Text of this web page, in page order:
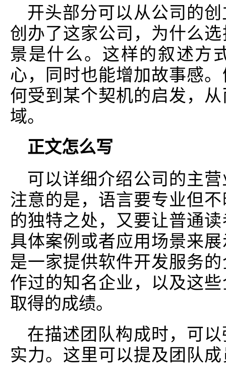
开头部分可以从公司的
创办了这家公司，为什么
景是什么。这样的叙述方
心，同时也能增加故事感
何受到某个契机的启发，
域。
正文怎么写
可以详细介绍公司的主
注意的是，语言要专业但
的独特之处，又要让普通
具体案例或者应用场景来
是一家提供软件开发服务
作过的知名企业，以及这
取得的成绩。
在描述团队构成时，可
实力。这里可以提及团队